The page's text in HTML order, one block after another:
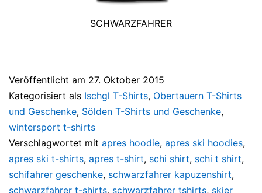
SCHWARZFAHRER
Veröffentlicht am 27. Oktober 2015
Kategorisiert als Ischgl T-Shirts, Obertauern T-Shirts
und Geschenke, Sölden T-Shirts und Geschenke,
wintersport t-shirts
Verschlagwortet mit apres hoodie, apres ski hoodies,
apres ski t-shirts, apres t-shirt, schi shirt, schi t shirt,
schifahrer geschenke, schwarzfahrer kapuzenshirt,
schwarzfahrer t-shirts, schwarzfahrer tshirts, skier